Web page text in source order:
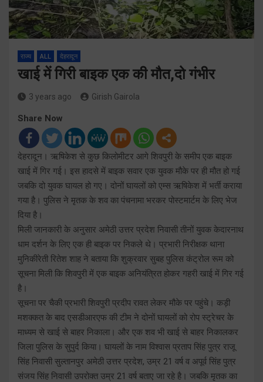
राज्य ALL देहरादून
खाई में गिरी बाइक एक की मौत,दो गंभीर
3 years ago Girish Gairola
Share Now
देहरादून। ऋषिकेश से कुछ किलोमीटर आगे शिवपुरी के समीप एक बाइक
खाई में गिर गई। इस हादसे में बाइक सवार एक युवक मौके पर ही मौत हो गई
जबकि दो युवक घायल हो गए। दोनों घायलों को एम्स ऋषिकेश में भर्ती कराया
गया है। पुलिस ने मृतक के शव का पंचनामा भरकर पोस्टमार्टम के लिए भेज
दिया है।
मिली जानकारी के अनुसार अमेठी उत्तर प्रदेश निवासी तीनों युवक केदारनाथ
धाम दर्शन के लिए एक ही बाइक पर निकले थे। प्रभारी निरीक्षक थाना
मुनिकीरेती रितेश शाह ने बताया कि शुक्रवार सुबह पुलिस कंट्रोल रूम को
सूचना मिली कि शिवपुरी में एक बाइक अनियंत्रित होकर गहरी खाई में गिर गई
है।
सूचना पर चैकी प्रभारी शिवपुरी प्रदीप रावत लेकर मौके पर पहुंचे। कड़ी
मशक्कत के बाद एसडीआरएफ की टीम ने दोनों घायलों को रोप स्ट्रेचर के
माध्यम से खाई से बाहर निकाला। और एक शव भी खाई से बाहर निकालकर
जिला पुलिस के सुपुर्द किया। घायलों के नाम विश्वास प्रताप सिंह पुत्र राजू
सिंह निवासी सुल्तानपुर अमेठी उत्तर प्रदेश, उम्र 21 वर्ष व अपूर्व सिंह पुत्र
संजय सिंह निवासी उपरोक्त उम्र 21 वर्ष बताए जा रहे है। जबकि मृतक का